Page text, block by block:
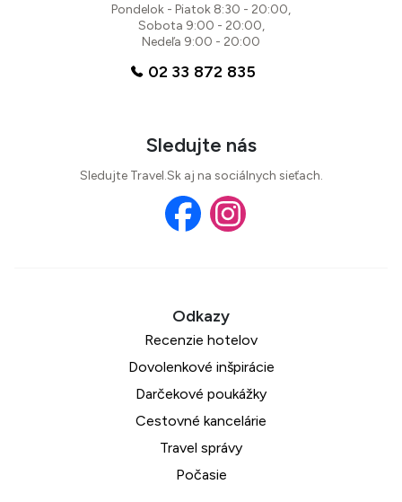
Pondelok - Piatok 8:30 - 20:00,
Sobota 9:00 - 20:00,
Nedeľa 9:00 - 20:00
02 33 872 835
Sledujte nás
Sledujte Travel.Sk aj na sociálnych sieťach.
Recenzie hotelov
Dovolenkové inšpirácie
Darčekové poukážky
Cestovné kancelárie
Travel správy
Počasie